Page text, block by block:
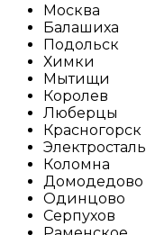
Москва
Балашиха
Подольск
Химки
Мытищи
Королев
Люберцы
Красногорск
Электросталь
Коломна
Домодедово
Одинцово
Серпухов